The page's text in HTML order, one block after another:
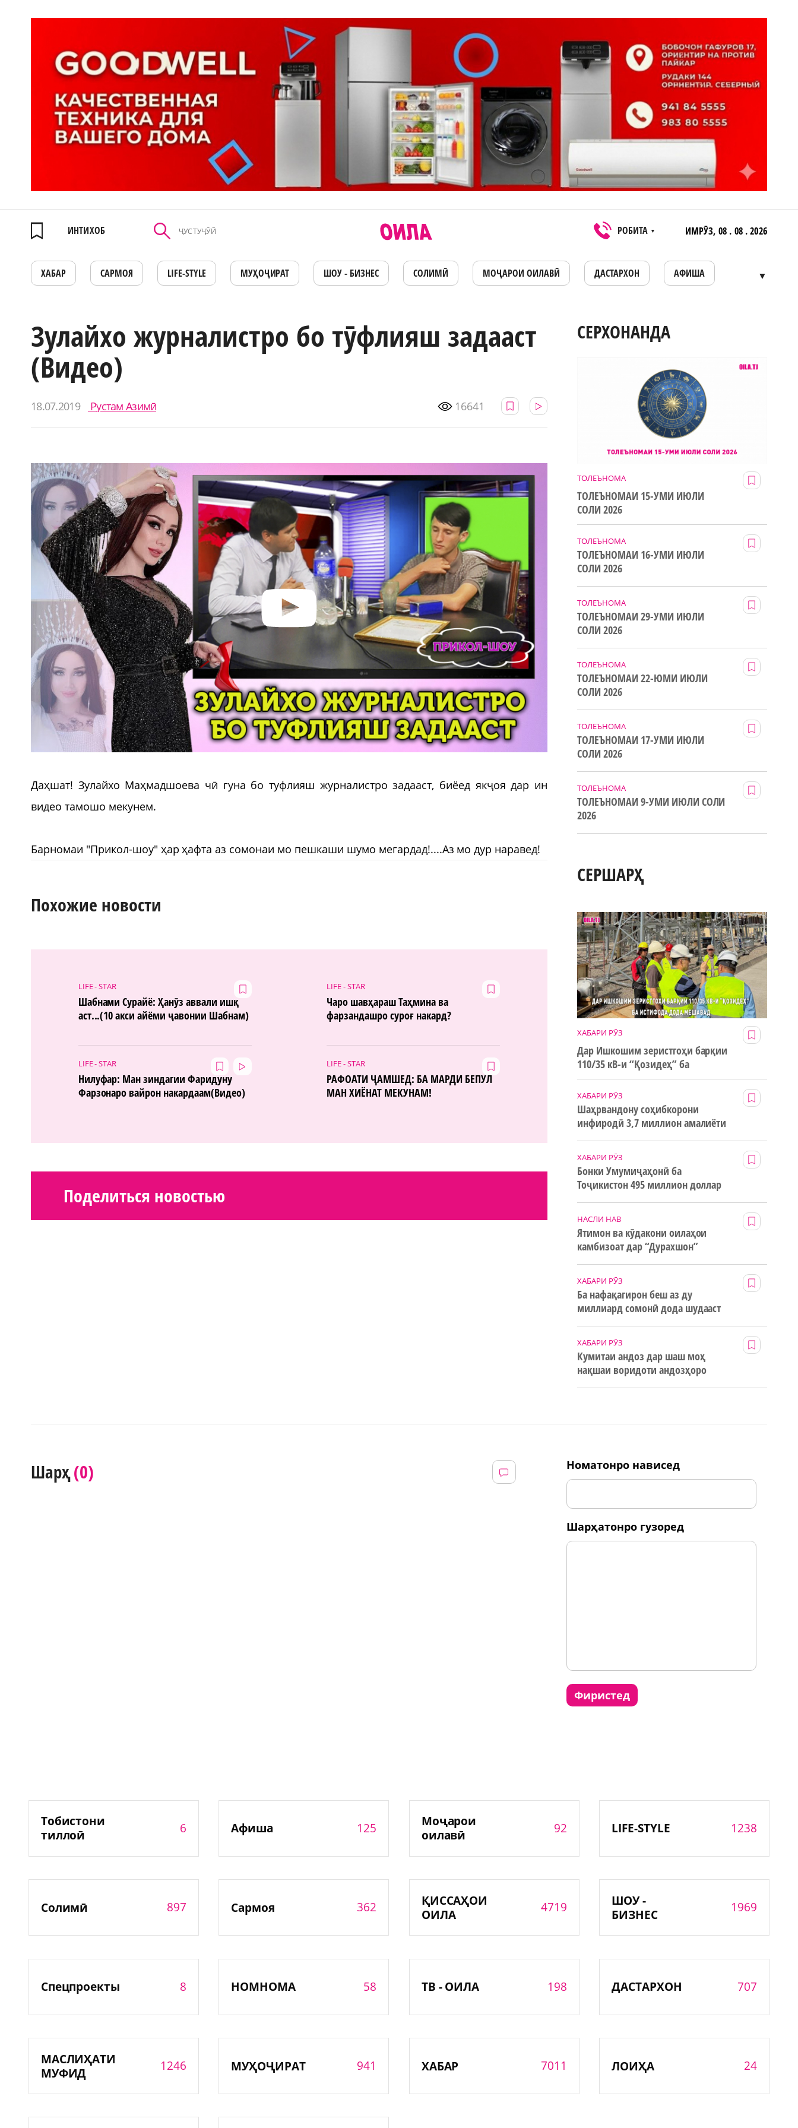
ИНТИХОБ РОБИТА ▼ ИМРӮЗ, 08 . 08 . 2026
ХАБАР САРМОЯ LIFE-STYLE МУҲОҶИРАТ ШОУ - БИЗНЕС СОЛИМӢ МОҶАРОИ ОИЛАВӢ ДАСТАРХОН АФИША ▼
Зулайхо журналистро бо тӯфлияш задааст
(Видео)
18.07.2019 Рустам Азимӣ 16641
Даҳшат! Зулайхо Маҳмадшоева чӣ гуна бо туфлияш журналистро задааст, биёед якҷоя дар ин
видео тамошо мекунем.
Барномаи "Прикол-шоу" ҳар ҳафта аз сомонаи мо пешкаши шумо мегардад!....Аз мо дур наравед!
Похожие новости
LIFE - STAR
Шабнами Сурайё: Ҳанӯз аввали ишқ
аст...(10 акси айёми ҷавонии Шабнам)
LIFE - STAR
Чаро шавҳараш Таҳмина ва
фарзандашро суроғ накард?
LIFE - STAR
Нилуфар: Ман зиндагии Фаридуну
Фарзонаро вайрон накардаам(Видео)
LIFE - STAR
РАФОАТИ ҶАМШЕД: БА МАРДИ БЕПУЛ
МАН ХИЁНАТ МЕКУНАМ!
Поделиться новостью
СЕРХОНАНДА
ТОЛЕЪНОМА
ТОЛЕЪНОМАИ 15-УМИ ИЮЛИ
СОЛИ 2026
ТОЛЕЪНОМА
ТОЛЕЪНОМАИ 16-УМИ ИЮЛИ
СОЛИ 2026
ТОЛЕЪНОМА
ТОЛЕЪНОМАИ 29-УМИ ИЮЛИ
СОЛИ 2026
ТОЛЕЪНОМА
ТОЛЕЪНОМАИ 22-ЮМИ ИЮЛИ
СОЛИ 2026
ТОЛЕЪНОМА
ТОЛЕЪНОМАИ 17-УМИ ИЮЛИ
СОЛИ 2026
ТОЛЕЪНОМА
ТОЛЕЪНОМАИ 9-УМИ ИЮЛИ СОЛИ
2026
СЕРШАРҲ
ХАБАРИ РӮЗ
Дар Ишкошим зеристгоҳи барқии
110/35 кВ-и “Қозидеҳ” ба
истифода дода мешавад
ХАБАРИ РӮЗ
Шаҳрвандону соҳибкорони
инфиродӣ 3,7 миллион амалиёти
ХАБАРИ РӮЗ
Бонки Умумиҷаҳонӣ ба
Тоҷикистон 495 миллион доллар
НАСЛИ НАВ
Ятимон ва кӯдакони оилаҳои
камбизоат дар “Дурахшон”
ХАБАРИ РӮЗ
Ба нафақагирон беш аз ду
миллиард сомонӣ дода шудааст
ХАБАРИ РӮЗ
Кумитаи андоз дар шаш моҳ
нақшаи воридоти андозҳоро
Шарҳ(0) номатонро нависед
шарҳатонро гузоред
фиристед
Тобистони
тиллоӣ
6 Афиша 125
Моҷарои
оилавӣ
92 LIFE-STYLE 1238
Солимӣ 897 Сармоя 362
ҚИССАҲОИ
ОИЛА
4719
ШОУ -
БИЗНЕС
1969
Спецпроекты 8 НОМНОМА 58 ТВ - ОИЛА 198 ДАСТАРХОН 707
МАСЛИҲАТИ
МУФИД
1246 МУҲОҶИРАТ 941 ХАБАР 7011 ЛОИҲА 24